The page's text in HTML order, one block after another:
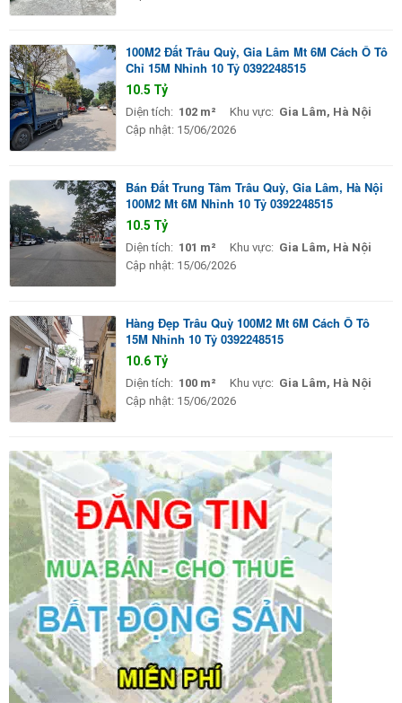
100M2 Đất Trâu Quỳ, Gia Lâm Mt 6M Cách Ô Tô
Chỉ 15M Nhỉnh 10 Tỷ 0392248515
10.5 Tỷ
Diện tích: 102 m² Khu vực: Gia Lâm, Hà Nội
Cập nhật: 15/06/2026
Bán Đất Trung Tâm Trâu Quỳ, Gia Lâm, Hà Nội
100M2 Mt 6M Nhỉnh 10 Tỷ 0392248515
10.5 Tỷ
Diện tích: 101 m² Khu vực: Gia Lâm, Hà Nội
Cập nhật: 15/06/2026
Hàng Đẹp Trâu Quỳ 100M2 Mt 6M Cách Ô Tô
15M Nhỉnh 10 Tỷ 0392248515
10.6 Tỷ
Diện tích: 100 m² Khu vực: Gia Lâm, Hà Nội
Cập nhật: 15/06/2026